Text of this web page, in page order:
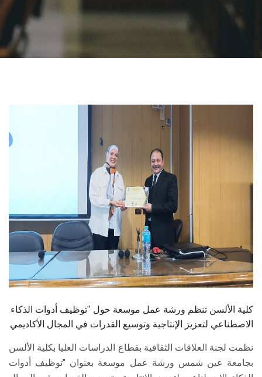
الإعلام
تواصل معنا
الدراسات العليا
الموظفون
الزائـرون
سجل الان
كلية الألسن تنظم ورشة عمل موسعة حول "توظيف أدوات الذكاء
الاصطناعي لتعزيز الإنتاجية وتوسيع القدرات في المجال الأكاديمي
نظمت لجنة العلاقات الثقافية بقطاع الدراسات العليا بكلية الألسن
بجامعة عين شمس ورشة عمل موسعة بعنوان "توظيف أدوات